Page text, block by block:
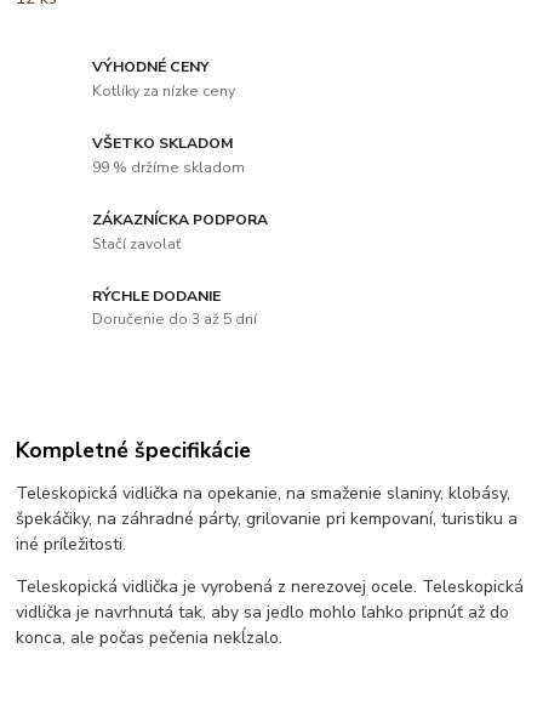
VÝHODNÉ CENY
Kotlíky za nízke ceny
VŠETKO SKLADOM
99 % držíme skladom
ZÁKAZNÍCKA PODPORA
Stačí zavolať
RÝCHLE DODANIE
Doručenie do 3 až 5 dní
Kompletné špecifikácie
Teleskopická vidlička na opekanie, na smaženie slaniny, klobásy,
špekáčiky, na záhradné párty, grilovanie pri kempovaní, turistiku a
iné príležitosti.
Teleskopická vidlička je vyrobená z nerezovej ocele. Teleskopická
vidlička je navrhnutá tak, aby sa jedlo mohlo ľahko pripnúť až do
konca, ale počas pečenia nekĺzalo.